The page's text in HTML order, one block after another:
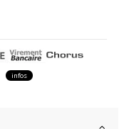
infos